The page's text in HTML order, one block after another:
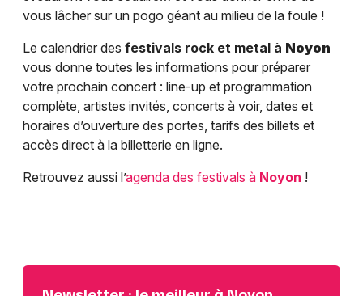
vous lâcher sur un pogo géant au milieu de la foule !
Le calendrier des festivals rock et metal à Noyon
vous donne toutes les informations pour préparer
votre prochain concert : line-up et programmation
complète, artistes invités, concerts à voir, dates et
horaires d’ouverture des portes, tarifs des billets et
accès direct à la billetterie en ligne.
Retrouvez aussi l’agenda des festivals à Noyon !